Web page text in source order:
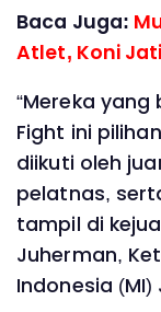
Baca Juga:
Atlet, Koni
“Mereka
Fight ini
diikuti oleh
pelatnas,
tampil di
Juherman,
Indonesia